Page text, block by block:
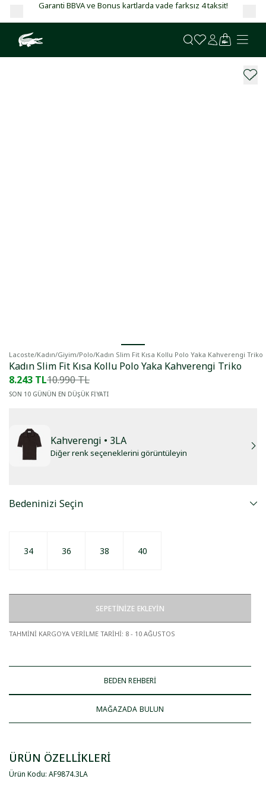
Garanti BBVA ve Bonus kartlarda vade farksız 4 taksit!
Lacoste/Kadın/Giyim/Polo/Kadın Slim Fit Kısa Kollu Polo Yaka Kahverengi Triko
Kadın Slim Fit Kısa Kollu Polo Yaka Kahverengi Triko
8.243 TL10.990 TL
SON 10 GÜNÜN EN DÜŞÜK FİYATI
Kahverengi • 3LA
Diğer renk seçeneklerini görüntüleyin
Bedeninizi Seçin
34 36 38 40
SEPETİNİZE EKLEYİN
TAHMİNİ KARGOYA VERİLME TARİHİ: 8 - 10 AĞUSTOS
BEDEN REHBERİ
MAĞAZADA BULUN
ÜRÜN ÖZELLİKLERİ
Ürün Kodu: AF9874.3LA